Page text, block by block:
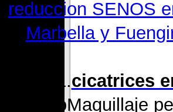
1.cicatrices
comoMaquillaje